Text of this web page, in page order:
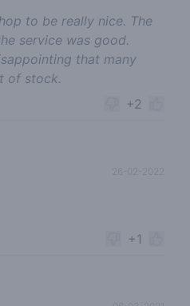
to be really nice. The
service was good.
that many
of stock.
+2
+1